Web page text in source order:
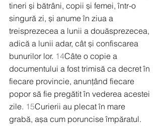
tineri și bătrâni, copii și femei, într-o
singură zi, și anume în ziua a
treisprezecea a lunii a douăsprezecea,
adică a lunii adar, cât și confiscarea
bunurilor lor. 14Câte o copie a
documentului a fost trimisă ca decret în
fiecare provincie, anunțând fiecare
popor să fie pregătit în vederea acestei
zile. 15Curierii au plecat în mare
grabă, așa cum poruncise împăratul.